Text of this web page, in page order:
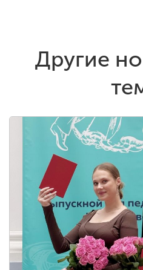
Другие